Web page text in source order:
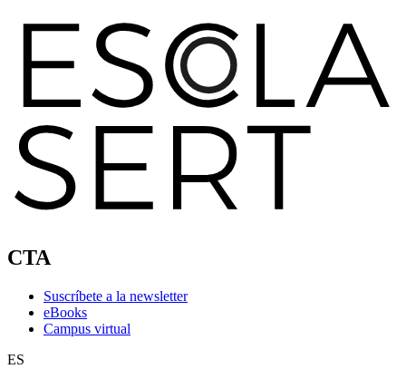
CTA
Suscríbete a la newsletter
eBooks
Campus virtual
ES